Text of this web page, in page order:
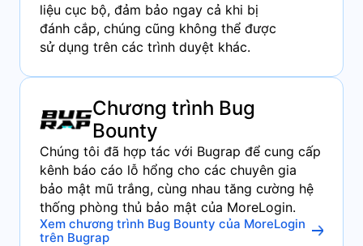
liệu cục bộ, đảm bảo ngay cả khi bị
đánh cắp, chúng cũng không thể được
sử dụng trên các trình duyệt khác.
Chương trình Bug
Bounty
Chúng tôi đã hợp tác với Bugrap để cung cấp
kênh báo cáo lỗ hổng cho các chuyên gia
bảo mật mũ trắng, cùng nhau tăng cường hệ
thống phòng thủ bảo mật của MoreLogin.
Xem chương trình Bug Bounty của MoreLogin
trên Bugrap